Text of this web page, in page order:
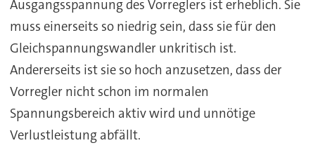
Ausgangsspannung des Vorreglers ist erheblich. Sie
muss einerseits so niedrig sein, dass sie für den
Gleichspannungswandler unkritisch ist.
Andererseits ist sie so hoch anzusetzen, dass der
Vorregler nicht schon im normalen
Spannungsbereich aktiv wird und unnötige
Verlustleistung abfällt.